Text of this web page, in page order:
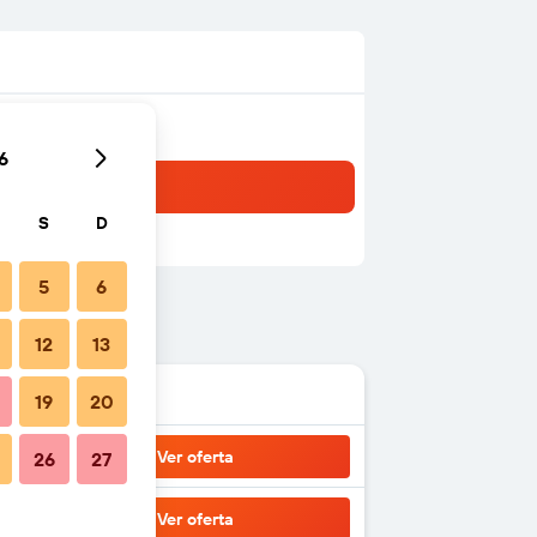
Ver oferta
Ver oferta
S D
5 6
12 13
19 20
26 27